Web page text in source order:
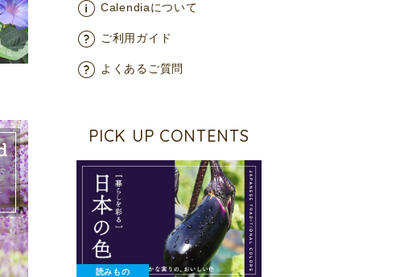
Calendiaについて
ご利用ガイド
よくあるご質問
PICK UP CONTENTS
読みもの